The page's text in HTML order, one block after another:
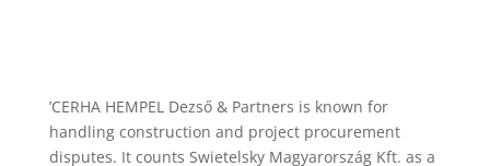
’CERHA HEMPEL Dezső & Partners is known for
handling construction and project procurement
disputes. It counts Swietelsky Magyarország Kft. as a